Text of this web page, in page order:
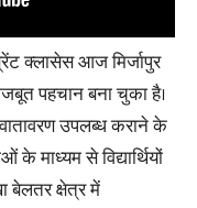
क्लासेस आज मिर्जापुर
पहचान बना चुका है।
उपलब्ध कराने के
माध्यम से विद्यार्थियों
बेलतर क्षेत्र में